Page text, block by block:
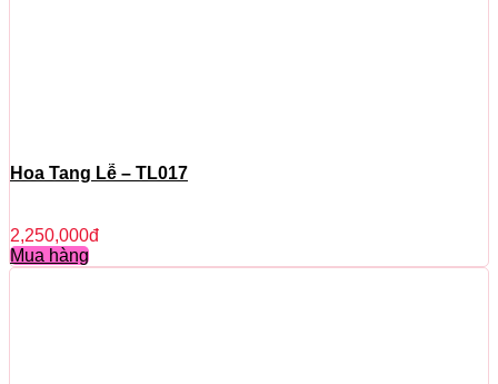
Hoa Tang Lễ – TL017
2,250,000đ
Mua hàng